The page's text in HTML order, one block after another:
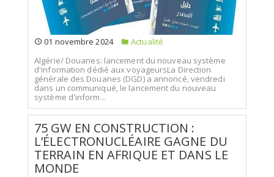
01 novembre 2024
Actualité
Algérie/ Douanes: lancement du nouveau système
d'information dédié aux voyageursLa Direction
générale des Douanes (DGD) a annoncé, vendredi
dans un communiqué, le lancement du nouveau
système d'inform...
75 GW EN CONSTRUCTION :
L’ÉLECTRONUCLÉAIRE GAGNE DU
TERRAIN EN AFRIQUE ET DANS LE
MONDE